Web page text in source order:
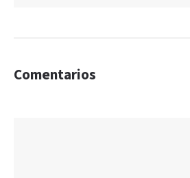
Comentarios